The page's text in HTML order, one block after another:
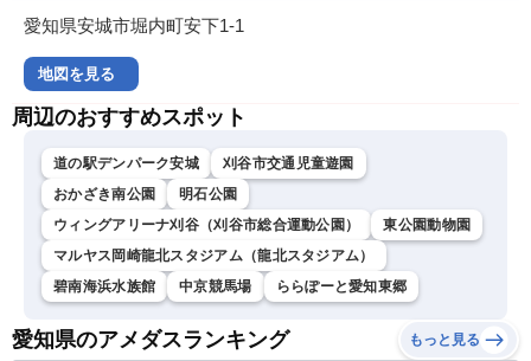
愛知県安城市堀内町安下1-1
地図を見る
周辺のおすすめスポット
道の駅デンパーク安城
刈谷市交通児童遊園
おかざき南公園
明石公園
ウィングアリーナ刈谷（刈谷市総合運動公園）
東公園動物園
マルヤス岡崎龍北スタジアム（龍北スタジアム）
碧南海浜水族館
中京競馬場 ららぽーと愛知東郷
愛知県のアメダスランキング もっと見る